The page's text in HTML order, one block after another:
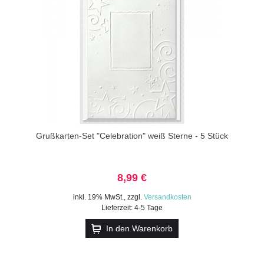
Grußkarten-Set "Celebration" weiß Sterne - 5 Stück
8,99 €
inkl. 19% MwSt., zzgl. Versandkosten
Lieferzeit: 4-5 Tage
In den Warenkorb